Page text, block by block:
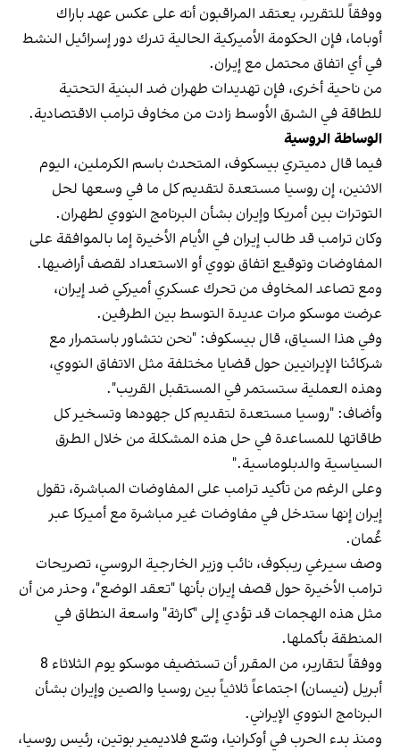
ووفقاً للتقرير، يعتقد المراقبون أنه على عكس عهد باراك
أوباما، فإن الحكومة الأميركية الحالية تدرك دور إسرائيل النشط
في أي اتفاق محتمل مع إيران.
من ناحية أخرى، فإن تهديدات طهران ضد البنية التحتية
للطاقة في الشرق الأوسط زادت من مخاوف ترامب الاقتصادية.
الوساطة الروسية
فيما قال دميتري بيسكوف، المتحدث باسم الكرملين، اليوم
الاثنين، إن روسيا مستعدة لتقديم كل ما في وسعها لحل
التوترات بين أمريكا وإيران بشأن البرنامج النووي لطهران.
وكان ترامب قد طالب إيران في الأيام الأخيرة إما بالموافقة على
المفاوضات وتوقيع اتفاق نووي أو الاستعداد لقصف أراضيها.
ومع تصاعد المخاوف من تحرك عسكري أميركي ضد إيران،
عرضت موسكو مرات عديدة التوسط بين الطرفين.
وفي هذا السياق، قال بيسكوف: "نحن نتشاور باستمرار مع
شركائنا الإيرانيين حول قضايا مختلفة مثل الاتفاق النووي،
وهذه العملية ستستمر في المستقبل القريب".
وأضاف: "روسيا مستعدة لتقديم كل جهودها وتسخير كل
طاقاتها للمساعدة في حل هذه المشكلة من خلال الطرق
السياسية والدبلوماسية."
وعلى الرغم من تأكيد ترامب على المفاوضات المباشرة، تقول
إيران إنها ستدخل في مفاوضات غير مباشرة مع أميركا عبر
عُمان.
وصف سيرغي ريبكوف، نائب وزير الخارجية الروسي، تصريحات
ترامب الأخيرة حول قصف إيران بأنها "تعقد الوضع"، وحذر من أن
مثل هذه الهجمات قد تؤدي إلى "كارثة" واسعة النطاق في
المنطقة بأكملها.
ووفقاً لتقارير، من المقرر أن تستضيف موسكو يوم الثلاثاء 8
أبريل (نيسان) اجتماعاً ثلاثياً بين روسيا والصين وإيران بشأن
البرنامج النووي الإيراني.
ومنذ بدء الحرب في أوكرانيا، وسّع فلاديمير بوتين، رئيس روسيا،